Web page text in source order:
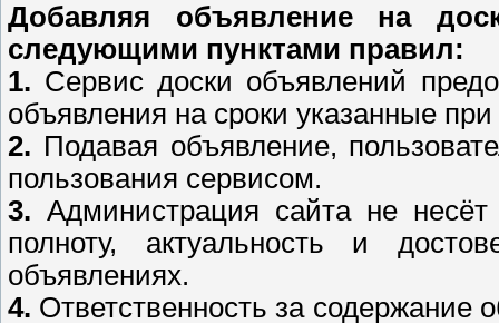
Добавляя объявление на
следующими пунктами правил:
1. Сервис доски объявлений
объявления на сроки указанные
2. Подавая объявление,
пользования сервисом.
3. Администрация сайта не несёт
полноту, актуальность и
объявлениях.
4. Ответственность за содержание